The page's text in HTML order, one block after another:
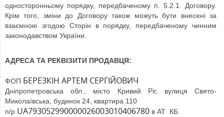
односторонньому порядку, передбаченому п. 5.2.1. Договору.
Крім того, зміни до Договору також можуть бути внесені за
взаємною згодою Сторін в порядку, передбаченому чинним
законодавством України.
АДРЕСА ТА РЕКВІЗИТИ ПРОДАВЦЯ:
ФОП БЕРЕЗКІН АРТЕМ СЕРГІЙОВИЧ
Дніпропетровська обл., місто Кривий Ріг, вулиця Свято-
Миколаївська, будинок 24, квартира 110
п/р UA793052990000026003010406780 в АТ КБ